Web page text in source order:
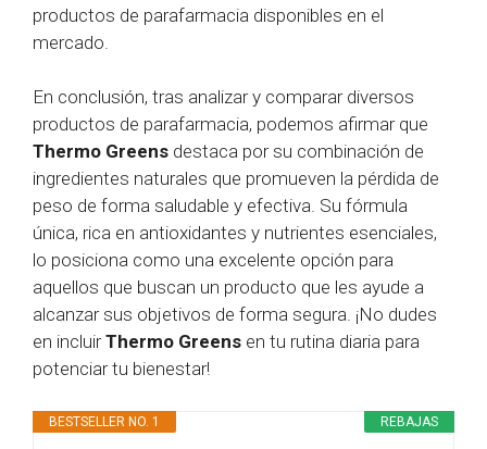
productos de parafarmacia disponibles en el
mercado.
En conclusión, tras analizar y comparar diversos
productos de parafarmacia, podemos afirmar que
Thermo Greens destaca por su combinación de
ingredientes naturales que promueven la pérdida de
peso de forma saludable y efectiva. Su fórmula
única, rica en antioxidantes y nutrientes esenciales,
lo posiciona como una excelente opción para
aquellos que buscan un producto que les ayude a
alcanzar sus objetivos de forma segura. ¡No dudes
en incluirThermo Greens en tu rutina diaria para
potenciar tu bienestar!
REBAJAS
BESTSELLER NO. 1